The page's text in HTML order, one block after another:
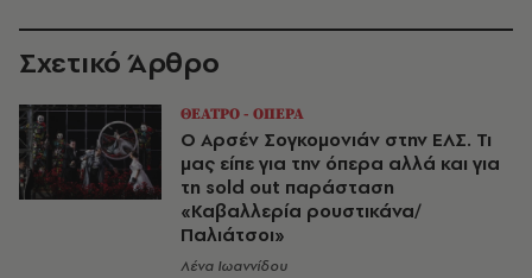
Σχετικό Άρθρο
ΘΕΑΤΡΟ - ΟΠΕΡΑ
Ο Αρσέν Σογκομονιάν στην ΕΛΣ. Τι
μας είπε για την όπερα αλλά και για
τη sold out παράσταση
«Καβαλλερία ρουστικάνα/
Παλιάτσοι»
Λένα Ιωαννίδου